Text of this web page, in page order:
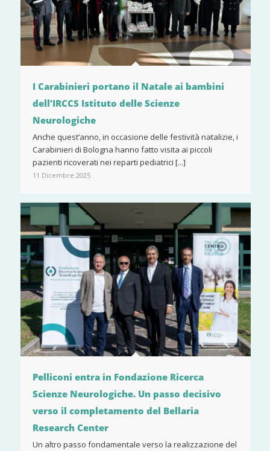
I Carabinieri portano il Natale ai bambini
dell’IRCCS Istituto delle Scienze
Neurologiche
Anche quest’anno, in occasione delle festività natalizie, i
Carabinieri di Bologna hanno fatto visita ai piccoli
pazienti ricoverati nei reparti pediatrici [...]
11 Dicembre 2025
Pelliconi entra in Fondazione Ricerca
Scienze Neurologiche. Un passo decisivo
verso il completamento del Bellaria
Research Center
Un altro passo fondamentale verso la realizzazione del